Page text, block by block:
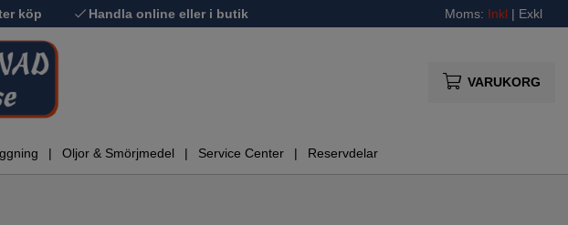
köp Handla online eller i butik Moms: Inkl | Exkl
VARUKORG
Oljor & Smörjmedel Service Center Reservdelar